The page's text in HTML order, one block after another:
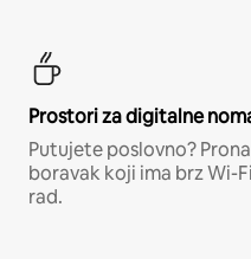
Prostori za digitalne
Putujete poslovno?
boravak koji ima brz Wi-
rad.